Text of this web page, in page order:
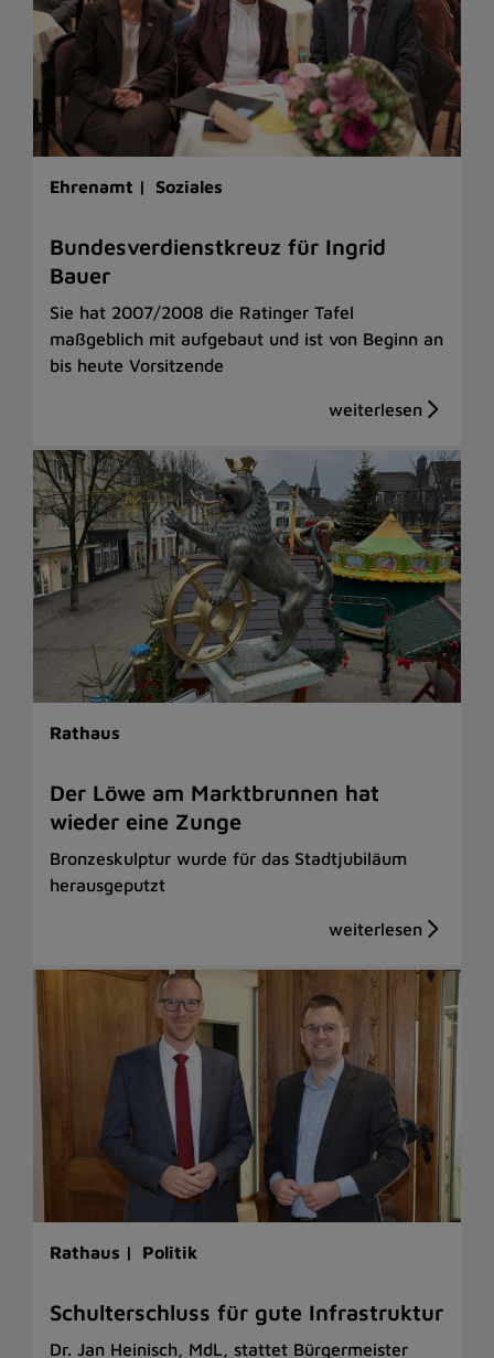
Ehrenamt | Soziales
Bundesverdienstkreuz für Ingrid
Bauer
Sie hat 2007/2008 die Ratinger Tafel
maßgeblich mit aufgebaut und ist von Beginn an
bis heute Vorsitzende
Rathaus
Der Löwe am Marktbrunnen hat
wieder eine Zunge
Bronzeskulptur wurde für das Stadtjubiläum
herausgeputzt
Rathaus | Politik
Schulterschluss für gute Infrastruktur
Dr. Jan Heinisch, MdL, stattet Bürgermeister